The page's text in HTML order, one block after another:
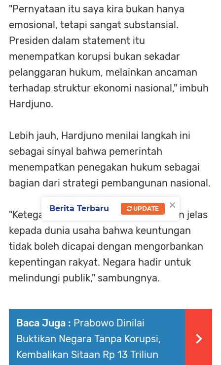
"Pernyataan itu saya kira bukan hanya
emosional, tetapi sangat substansial.
Presiden dalam statement itu
menempatkan korupsi bukan sekadar
pelanggaran hukum, melainkan ancaman
terhadap struktur ekonomi nasional," imbuh
Hardjuno.
Lebih jauh, Hardjuno menilai langkah ini
sebagai sinyal bahwa pemerintah
menempatkan penegakan hukum sebagai
bagian dari strategi pembangunan nasional.
"Ketegasan seperti ini mengirim pesan jelas
kepada dunia usaha bahwa keuntungan
tidak boleh dicapai dengan mengorbankan
kepentingan rakyat. Negara hadir untuk
melindungi publik," sambungnya.
Baca Juga : Prabowo Dinilai
Buktikan Negara Tanpa Korupsi,
Kembalikan Sitaan Rp 13 Triliun
×
Berita Terbaru UPDATE